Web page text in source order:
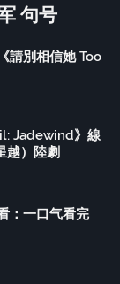
句号
請別相信她 Too
Jadewind》線
越）陸劇
：一口气看完